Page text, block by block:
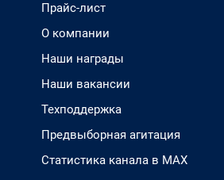
Прайс-лист
О компании
Наши награды
Наши вакансии
Техподдержка
Предвыборная агитация
Статистика канала в MAX